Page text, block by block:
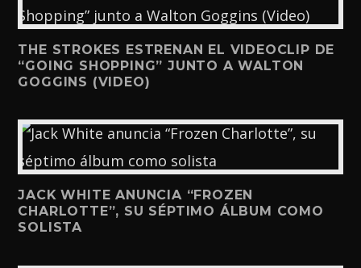
THE STROKES ESTRENAN EL VIDEOCLIP DE
“GOING SHOPPING” JUNTO A WALTON
GOGGINS (VIDEO)
JACK WHITE ANUNCIA “FROZEN
CHARLOTTE”, SU SÉPTIMO ÁLBUM COMO
SOLISTA